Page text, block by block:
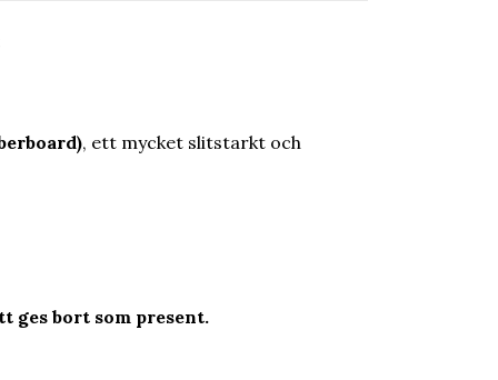
, ett mycket slitstarkt och
ges bort som present.